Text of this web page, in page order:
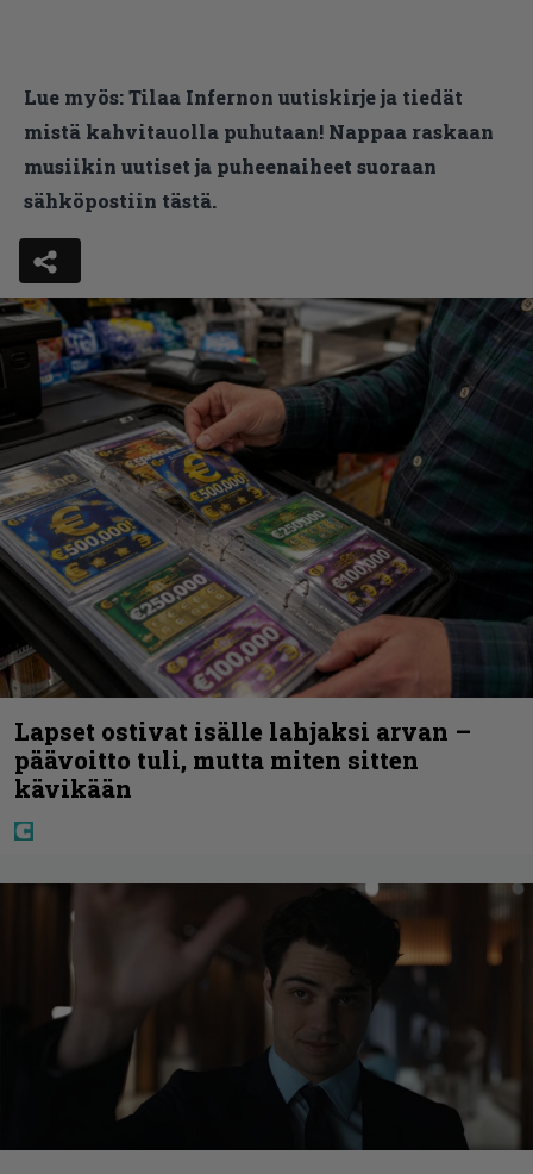
Lue myös:Tilaa Infernon uutiskirje ja tiedät
mistä kahvitauolla puhutaan! Nappaa raskaan
musiikin uutiset ja puheenaiheet suoraan
sähköpostiin tästä.
Lapset ostivat isälle lahjaksi arvan –
päävoitto tuli, mutta miten sitten
kävikään